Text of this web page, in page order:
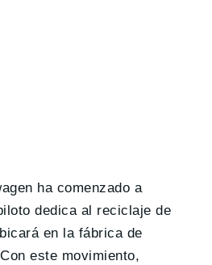
ha comenzado a
dedica al reciclaje de
en la fábrica de
este movimiento,